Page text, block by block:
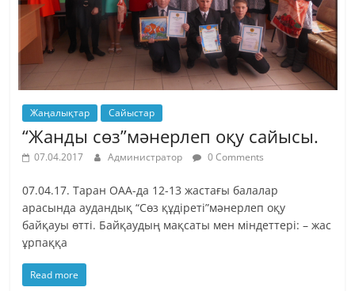
Жаңалықтар Сайыстар
“Жанды сөз”мәнерлеп оқу сайысы.
07.04.2017 Администратор 0 Comments
07.04.17. Таран ОАА-да 12-13 жастағы балалар
арасында аудандық “Сөз құдіреті”мәнерлеп оқу
байқауы өтті. Байқаудың мақсаты мен міндеттері: – жас
ұрпаққа
Read more